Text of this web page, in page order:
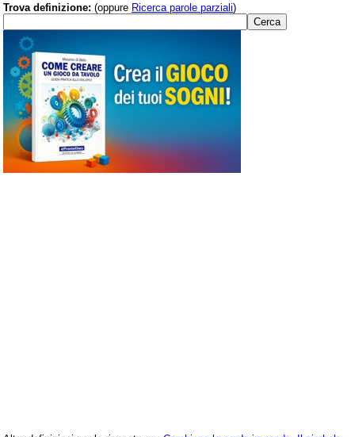
Trova definizione: (oppure Ricerca parole parziali)